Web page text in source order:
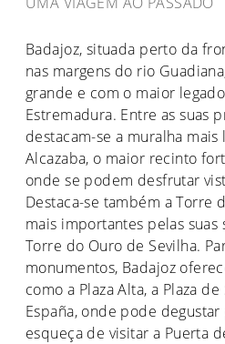
Badajoz, situada perto da
nas margens do rio
grande e com o maior
Estremadura. Entre as suas
destacam-se a muralha mais
Alcazaba, o maior recinto
onde se podem desfrutar
Destaca-se também a Torre
mais importantes pelas suas
Torre do Ouro de Sevilha.
monumentos, Badajoz
como a Plaza Alta, a Plaza de
España, onde pode
esqueça de visitar a Puerta